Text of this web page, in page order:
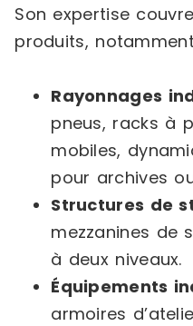
Son expertise
produits,
Rayonnages
pneus, racks à
mobiles,
pour archives
Structures de
mezzanines de
à deux niveaux.
Équipements
armoires